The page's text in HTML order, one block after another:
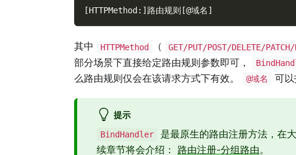
[HTTPMethod:]路由规则[@域名]
其中 HTTPMethod （ GET/PUT/POST/DELETE/PATCH/
部分场景下直接给定路由规则参数即可，
么路由规则仅会在该请求方式下有效。 @域名 可
提示
BindHandler 是最原生的路由注册方法，在
续章节将会介绍： 路由注册-分组路由。